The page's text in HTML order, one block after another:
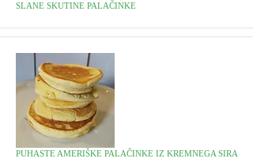
SLANE SKUTINE PALAČINKE
PUHASTE AMERIŠKE PALAČINKE IZ KREMNEGA SIRA